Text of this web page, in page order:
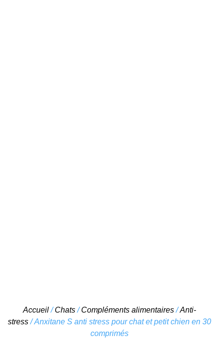
content
Accueil/Chats/Compléments alimentaires/Anti-
stress/ Anxitane S anti stress pour chat et petit chien en 30
comprimés